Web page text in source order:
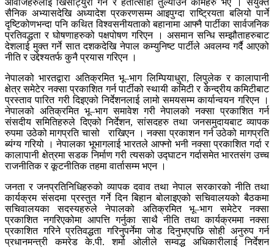
सैनिक अभ्यासदेखि अध्यादेश प्रकरणसम्म आइपुग्दा राष्ट्रियता बलियो पार्ने
दृष्टिकोणभन्दा पनि कथित विश्वसनीयताको बहानामा आफ्नै पार्टीका सार्वजनिक
प्रतिवद्धता र घोषणाहरुको पक्षपोषण गरिएन । असमान सन्धि सम्झौताहरुबाट
देशलाई मुक्त गर्ने सात दशकदेखि नेपाल कम्युनिष्ट पार्टीले अवलम्व गर्दै आएको
नीति र उद्देश्यतर्फ कुनै प्रयास गरिएन ।
नेपालको भारतद्वारा अतिक्रमित भू–भाग लिम्पियाधुरा, लिपुलेक र कालापानी
क्षेत्र समेटेर नक्सा प्रकाशित गर्न पार्टीको स्थायी कमिटी र केन्द्रीय कमिटीबाट
प्रस्ताव पारित गरी दिइएको निर्देशनलाई लामो समयसम्म कार्यान्वयन गरिएन ।
नेपालको अतिक्रमित भू–भाग समावेश गरी नेपालको नक्सा प्रकाशित गर्न
संसदीय समितिहरुले दिएको निर्देशन, सांसदहरु तथा जनसमुदायबाट व्यापक
रुपमा उठेको मागप्रति चासो राखिएन । नक्सा प्रकाशन गर्न उठेको मागप्रति
ब्यंग्य गरियो । नेपालका भूभागलाई भारतले आफ्नो भनी नक्सा प्रकाशित गर्दा र
कालापानी क्षेत्रमा सडक निर्माण गरी त्यसको उद्घाटन गर्दासमेत भारतसंग उच्च
राजनीतिक र कूटनीतिक तहमा वार्तासम्म भएन ।
जनता र जनप्रतिनिधिहरुको व्यापक दवाव तथा नेपाल सरकारको नीति तथा
कार्यक्रम संसदमा प्रस्तुत गर्ने दिन बिहान बोलाइएको सचिवालयको बैठकमा
सचिवालयका सदस्यहरुले नेपालको अतिक्रमित भू–भाग समेटेर नक्सा
प्रकाशित नगरिएकोमा आपत्ति गर्नुका साथै नीति तथा कार्यक्रममा नक्सा
प्रकाशित गरिने प्रतिवद्धता गरिनुपर्नेमा जोड दिनुभएपछि सोही अनुरुप गर्न
प्रधानमन्त्री कमरेड के.पी. शर्मा ओलीले सम्वद्ध अधिकारीलाई निर्देशन